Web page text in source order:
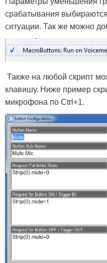
срабатывания
ситуации. Так же можно
Также на любой скрипт
клавишу. Ниже пример
микрофона по Ctrl+1.